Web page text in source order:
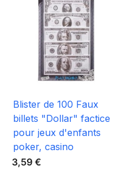
Blister de 100 Faux
billets "Dollar" factice
pour jeux d'enfants
poker, casino
3,59 €